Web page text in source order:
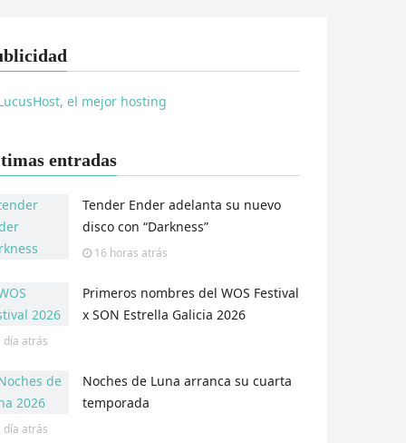
entradas
Tender Ender adelanta su nuevo
disco con “Darkness”
16 horas atrás
Primeros nombres del WOS Festival
x SON Estrella Galicia 2026
día atrás
Noches de Luna arranca su cuarta
temporada
día atrás